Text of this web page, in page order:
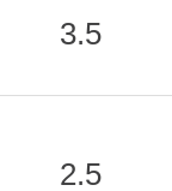
3.5
2.5